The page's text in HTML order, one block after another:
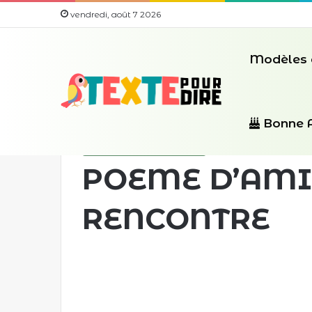
vendredi, août 7 2026
Modèles
Bonne
Modèles de Texte d'amitié / POEME
POEME
RENCONTRE